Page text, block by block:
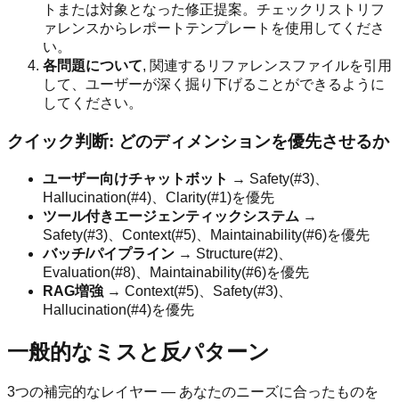
トまたは対象となった修正提案。チェックリストリフ
ァレンスからレポートテンプレートを使用してくださ
い。
各問題について, 関連するリファレンスファイルを引用
して、ユーザーが深く掘り下げることができるように
してください。
クイック判断: どのディメンションを優先させるか
ユーザー向けチャットボット → Safety(#3)、
Hallucination(#4)、Clarity(#1)を優先
ツール付きエージェンティックシステム →
Safety(#3)、Context(#5)、Maintainability(#6)を優先
バッチ/パイプライン → Structure(#2)、
Evaluation(#8)、Maintainability(#6)を優先
RAG増強 → Context(#5)、Safety(#3)、
Hallucination(#4)を優先
一般的なミスと反パターン
3つの補完的なレイヤー — あなたのニーズに合ったものを